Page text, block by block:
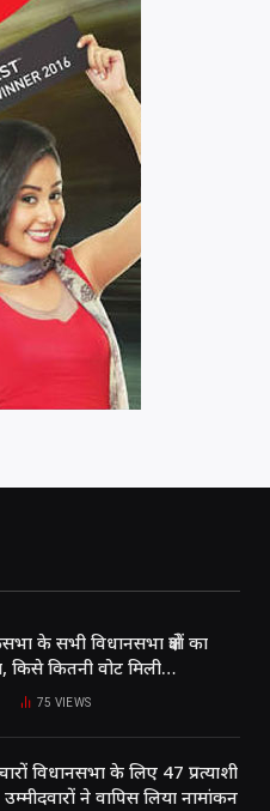
के सभी विधानसभा क्षेत्रों का
किसे कितनी वोट मिली…
75 VIEWS
विधानसभा के लिए 47 प्रत्याशी
ने वापिस लिया नामांकन